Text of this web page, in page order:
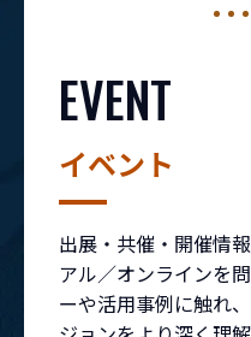
EVENT
イベント
出展・共催・開催情
アル／オンラインを
ーや活用事例に触れ